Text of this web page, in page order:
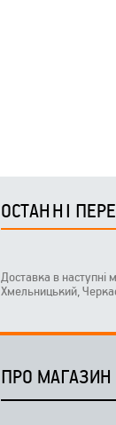
ОСТАННІ
Доставка в наступні
Хмельницький,
ПРО МАГАЗИН